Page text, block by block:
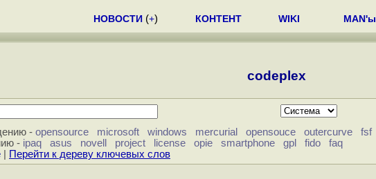
НОВОСТИ (+) КОНТЕНТ WIKI MAN'ы
codeplex
- opensource microsoft windows mercurial opensouce outercurve
fsf
- ipaq asus novell project license opie smartphone gpl fido
faq
Перейти к дереву ключевых слов